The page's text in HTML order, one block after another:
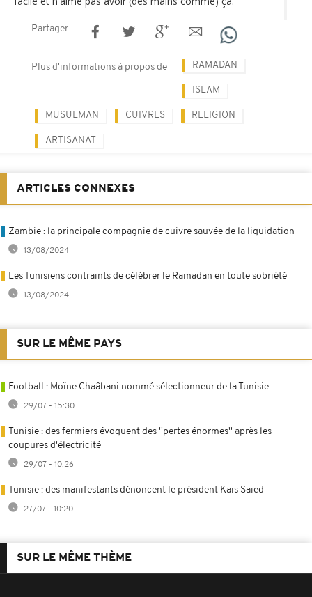
Partager
Plus d'informations à propos de RAMADAN
ISLAM
MUSULMAN CUIVRES RELIGION
ARTISANAT
ARTICLES CONNEXES
Zambie : la principale compagnie de cuivre sauvée de la liquidation
13/08/2024
Les Tunisiens contraints de célébrer le Ramadan en toute sobriété
13/08/2024
SUR LE MÊME PAYS
Football : Moïne Chaâbani nommé sélectionneur de la Tunisie
29/07 - 15:30
Tunisie : des fermiers évoquent des ''pertes énormes'' après les
coupures d'électricité
29/07 - 10:26
Tunisie : des manifestants dénoncent le président Kaïs Saïed
27/07 - 10:20
SUR LE MÊME THÈME